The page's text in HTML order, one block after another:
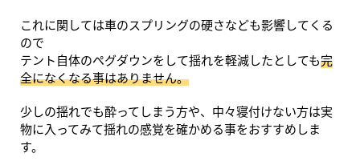
これに関しては車のスプリングの硬さなども影響してくる
ので
テント自体のペグダウンをして揺れを軽減したとしても完
全になくなる事はありません。
少しの揺れでも酔ってしまう方や、中々寝付けない方は実
物に入ってみて揺れの感覚を確かめる事をおすすめしま
す。